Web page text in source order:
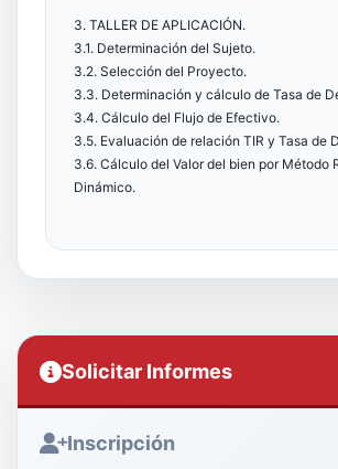
3. TALLER DE APLICACIÓN.
3.1. Determinación del Sujeto.
3.2. Selección del Proyecto.
3.3. Determinación y cálculo de Tasa de
3.4. Cálculo del Flujo de Efectivo.
3.5. Evaluación de relación TIR y Tasa de
3.6. Cálculo del Valor del bien por Método
Dinámico.
Solicitar Informes
Inscripción